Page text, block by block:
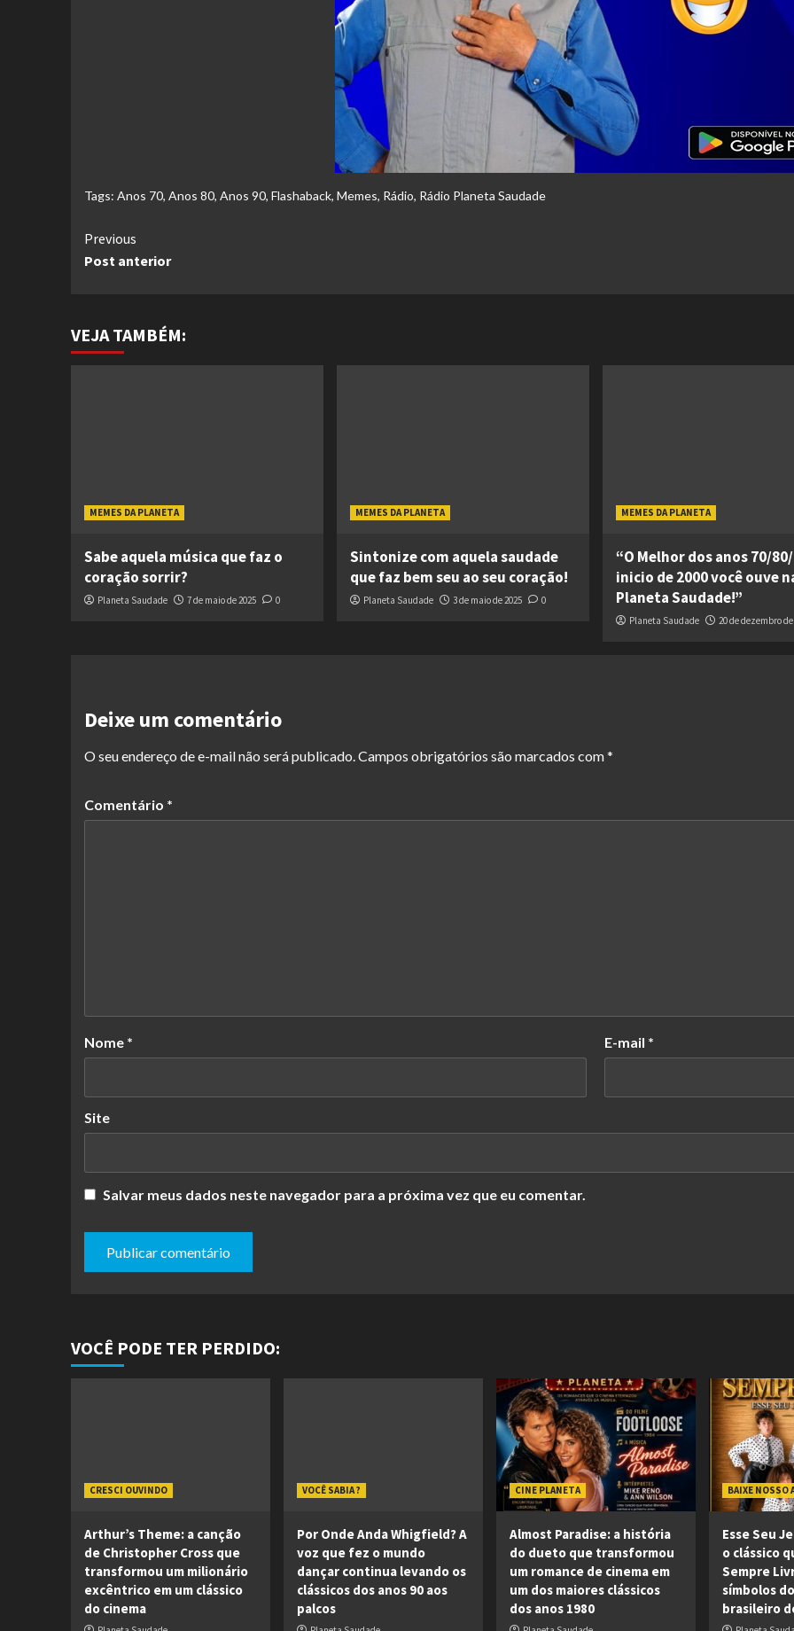
Tags: Anos 70, Anos 80, Anos 90, Flashaback, Memes, Rádio, Rádio Planeta Saudade
Continue
Reading
Previous
Post anterior
VEJA TAMBÉM:
MEMES DA PLANETA
Sabe aquela música que faz o
coração sorrir?
Planeta Saudade 7 de maio de 2025 0
MEMES DA PLANETA
Sintonize com aquela saudade
que faz bem seu ao seu coração!
Planeta Saudade 3 de maio de 2025 0
MEMES DA PLANETA
“O Melhor dos anos 70/
inicio de 2000 você ouve
Planeta Saudade!”
Planeta Saudade 20 de dezembro de
Deixe um comentário
O seu endereço de e-mail não será publicado.Campos obrigatórios são marcados com*
Comentário *
Nome * E-mail *
Site
Salvar meus dados neste navegador para a próxima vez que eu comentar.
VOCÊ PODE TER PERDIDO:
CRESCI OUVINDO
Arthur’s Theme: a canção
de Christopher Cross que
transformou um milionário
excêntrico em um clássico
do cinema
VOCÊ SABIA ?
Por Onde Anda Whigfield? A
voz que fez o mundo
dançar continua levando os
clássicos dos anos 90 aos
palcos
CINE PLANETA
Almost Paradise: a história
do dueto que transformou
um romance de cinema em
um dos maiores clássicos
dos anos 1980
BAIXE NOSSO
Esse Seu
o clássico
Sempre
símbolos
brasileiro